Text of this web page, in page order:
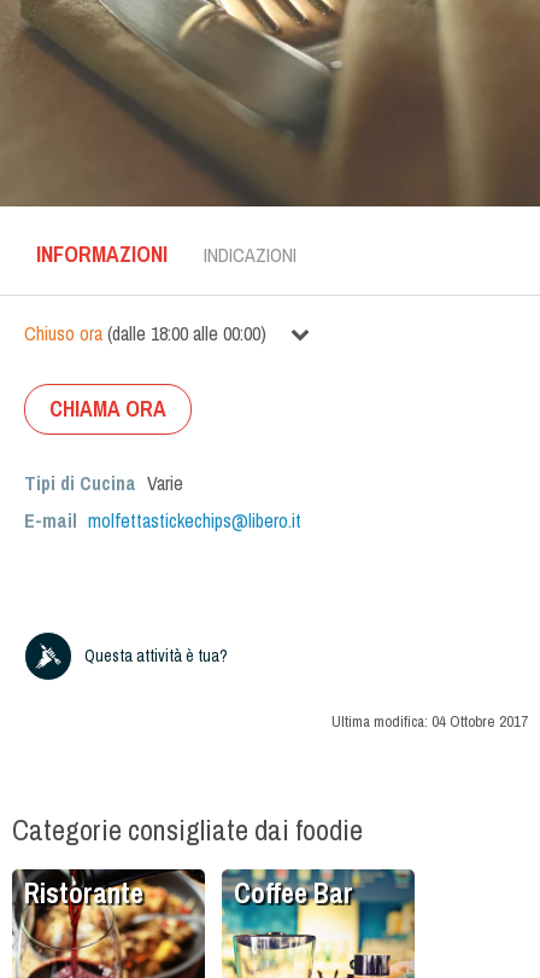
INFORMAZIONI INDICAZIONI
Chiuso ora(dalle 18:00alle 00:00)
CHIAMA ORA
Tipi di Cucina Varie
E-mail molfettastickechips@libero.it
Questa attività è tua?
Ultima modifica: 04 Ottobre 2017
Categorie consigliate dai foodie
Ristorante Coffee Bar